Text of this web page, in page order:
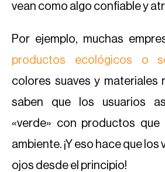
vean como algo confiable y
Por ejemplo, muchas
productos ecológicos o
colores suaves y materiales
saben que los usuarios
«verde» con productos que
ambiente. ¡Y eso hace que
ojos desde el principio!